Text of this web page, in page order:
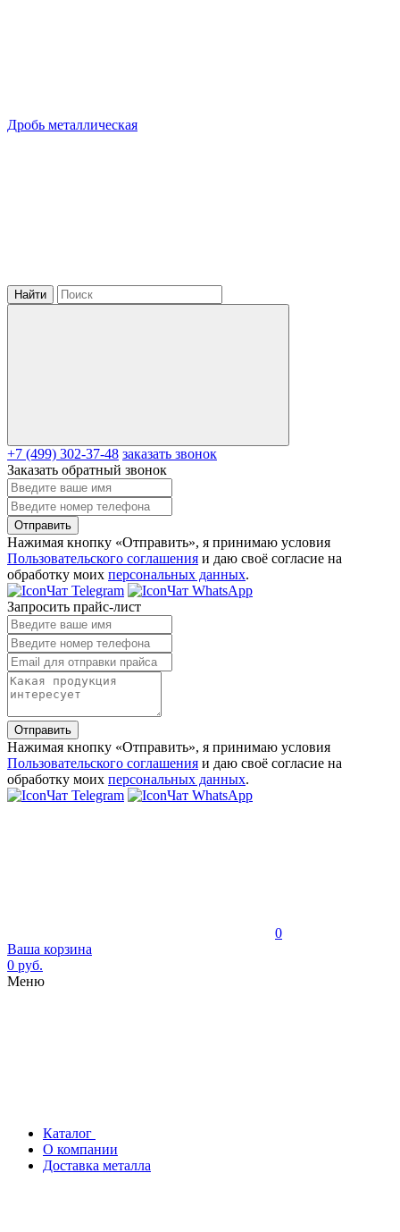
Дробь металлическая
Найти
+7 (499) 302-37-48 заказать звонок
Заказать обратный звонок
Отправить
Нажимая кнопку «Отправить», я принимаю условия
Пользовательского соглашения и даю своё согласие на
обработку моих персональных данных.
Чат Telegram
Чат WhatsApp
Запросить прайс-лист
Отправить
Нажимая кнопку «Отправить», я принимаю условия
Пользовательского соглашения и даю своё согласие на
обработку моих персональных данных.
Чат Telegram
Чат WhatsApp
0
Ваша корзина
0 руб.
Меню
Каталог
О компании
Доставка металла